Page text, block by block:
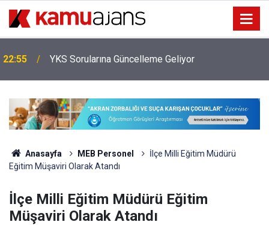
20:25
Yapılacak Mı?
Anasayfa MEB Personel
İlçe Milli Eğitim Müdürü
Eğitim Müşaviri Olarak Atandı
İlçe Milli Eğitim Müdürü Eğitim
Müşaviri Olarak Atandı